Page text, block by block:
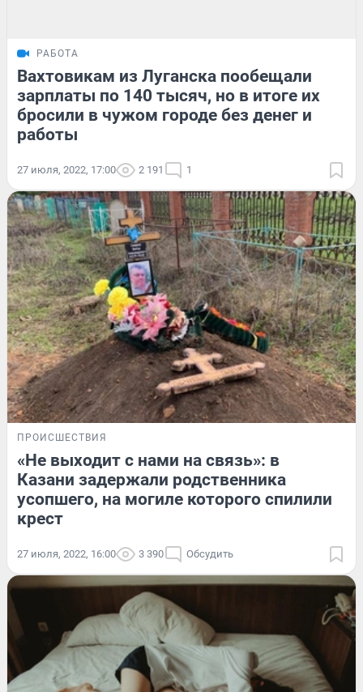
РАБОТА
Вахтовикам из Луганска пообещали
зарплаты по 140 тысяч, но в итоге их
бросили в чужом городе без денег и
работы
27 июля, 2022, 17:00 2 191 1
ПРОИСШЕСТВИЯ
«Не выходит с нами на связь»: в
Казани задержали родственника
усопшего, на могиле которого спилили
крест
27 июля, 2022, 16:00 3 390 Обсудить